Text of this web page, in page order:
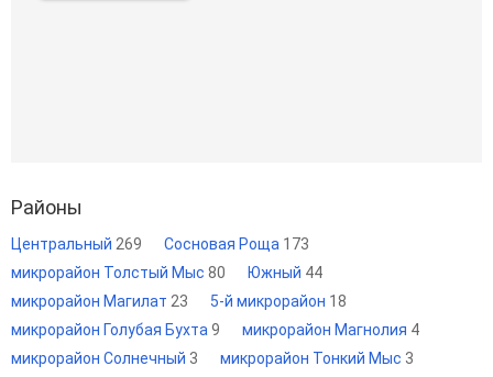
Районы
Центральный 269 Сосновая Роща 173
микрорайон Толстый Мыс 80 Южный 44
микрорайон Магилат 23 5-й микрорайон 18
микрорайон Голубая Бухта 9 микрорайон Магнолия 4
микрорайон Солнечный 3 микрорайон Тонкий Мыс 3